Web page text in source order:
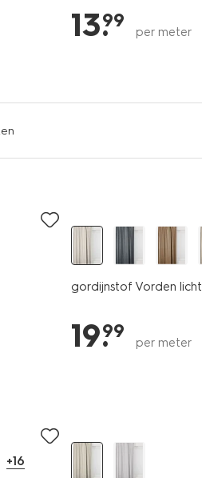
13.
99
per meter
gordijnstof Vorden
19.
99
per meter
+16